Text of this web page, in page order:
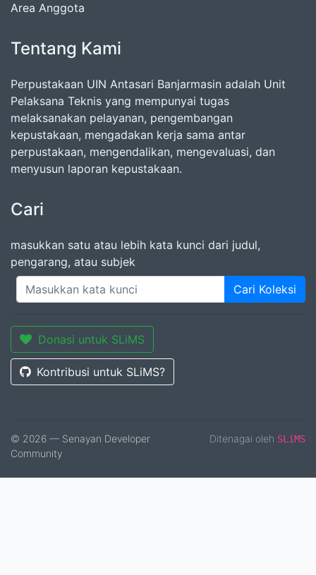
Area Anggota
Tentang Kami
Perpustakaan UIN Antasari Banjarmasin adalah Unit
Pelaksana Teknis yang mempunyai tugas
melaksanakan pelayanan, pengembangan
kepustakaan, mengadakan kerja sama antar
perpustakaan, mengendalikan, mengevaluasi, dan
menyusun laporan kepustakaan.
Cari
masukkan satu atau lebih kata kunci dari judul,
pengarang, atau subjek
Cari Koleksi
Donasi untuk SLiMS
Kontribusi untuk SLiMS?
© 2026 — Senayan Developer
Community
Ditenagai oleh SLiMS